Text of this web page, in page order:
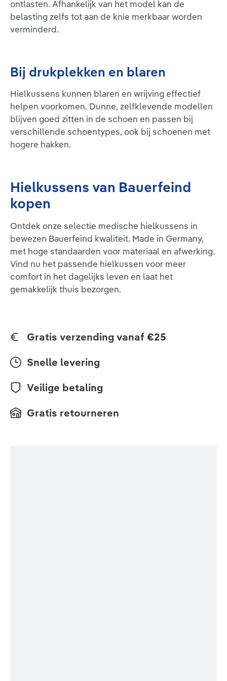
set voor beide voeten of los
met een compensatiekussen
voor de andere voet.
Indicaties:Hielspoor
beengewrichten en bij
endoprothesen
(ontlasting)Achillodynie –
tendomyopathie Haglund-
hiel – gedeeltelijke
ontlastingBij
beenlengteverschil tot 1 cm
(compensatie)Achtervoetkla
chten
hiel – gedeeltelijke ontlasting
achtervoetklachten
ontlasten. Afhankelijk van het model kan de
belasting zelfs tot aan de knie merkbaar worden
verminderd.
Bij drukplekken en blaren
Hielkussens kunnen blaren en wrijving effectief
helpen voorkomen. Dunne, zelfklevende modellen
blijven goed zitten in de schoen en passen bij
verschillende schoentypes, ook bij schoenen met
hogere hakken.
Hielkussens van Bauerfeind
kopen
Ontdek onze selectie medische hielkussens in
bewezen Bauerfeind kwaliteit. Made in Germany,
met hoge standaarden voor materiaal en afwerking.
Vind nu het passende hielkussen voor meer
comfort in het dagelijks leven en laat het
gemakkelijk thuis bezorgen.
Gratis verzending vanaf €25
Snelle levering
Veilige betaling
Gratis retourneren